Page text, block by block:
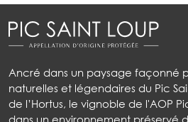
Ancré dans un paysage façonné
naturelles et légendaires du Pic
de l’Hortus, le vignoble de l'AOP